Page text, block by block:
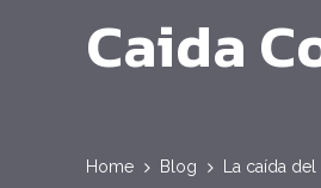
Caida
Home Blog La caída